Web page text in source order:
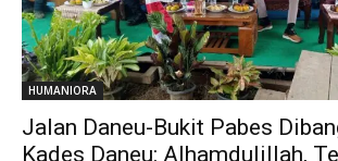
HUMANIORA
Jalan Daneu-Bukit Pabes
Kades Daneu: Alhamdulillah,